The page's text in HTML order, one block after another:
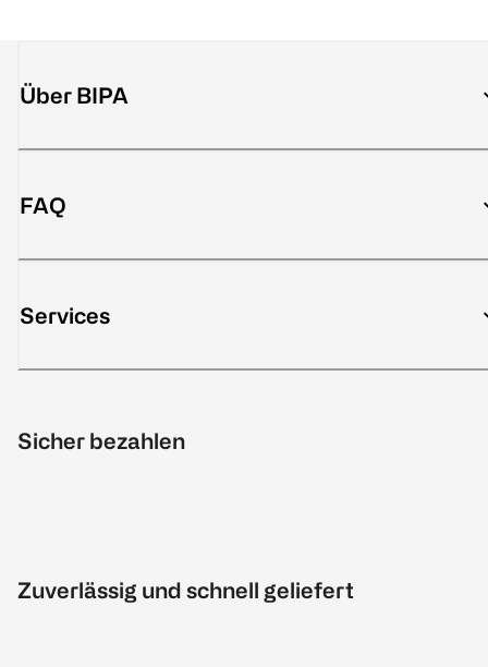
Über BIPA
FAQ
Services
Sicher bezahlen
Zuverlässig und schnell geliefert